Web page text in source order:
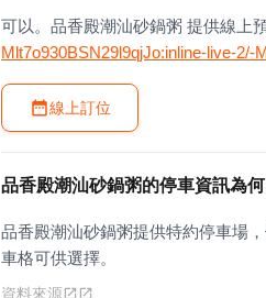
可以。品香殿潮汕砂鍋粥 提供線上
Mlt7o930BSN29l9qjJo:inline-live-2/-
線上訂位
品香殿潮汕砂鍋粥的停車資訊為何
品香殿潮汕砂鍋粥提供特約停車場
車格可供選擇。
資料來源